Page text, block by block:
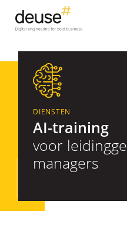
DIENSTEN
AI-training
voor
managers